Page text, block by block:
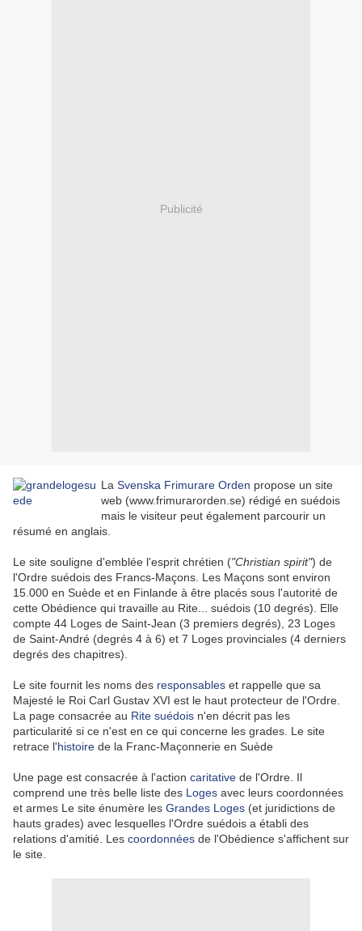
Publicité
La Svenska Frimurare Orden propose un site
web (www.frimurarorden.se) rédigé en suédois
mais le visiteur peut également parcourir un
résumé en anglais.
Le site souligne d'emblée l'esprit chrétien ("Christian spirit") de
l'Ordre suédois des Francs-Maçons. Les Maçons sont environ
15.000 en Suède et en Finlande à être placés sous l'autorité de
cette Obédience qui travaille au Rite... suédois (10 degrés). Elle
compte 44 Loges de Saint-Jean (3 premiers degrés), 23 Loges
de Saint-André (degrés 4 à 6) et 7 Loges provinciales (4 derniers
degrés des chapitres).
Le site fournit les noms des responsables et rappelle que sa
Majesté le Roi Carl Gustav XVI est le haut protecteur de l'Ordre.
La page consacrée au Rite suédois n'en décrit pas les
particularité si ce n'est en ce qui concerne les grades. Le site
retrace l'histoire de la Franc-Maçonnerie en Suède
Une page est consacrée à l'action caritative de l'Ordre. Il
comprend une très belle liste des Loges avec leurs coordonnées
et armes Le site énumère les Grandes Loges (et juridictions de
hauts grades) avec lesquelles l'Ordre suédois a établi des
relations d'amitié. Les coordonnées de l'Obédience s'affichent sur
le site.